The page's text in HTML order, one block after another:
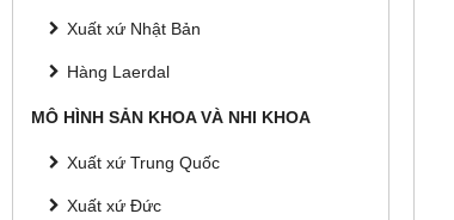
Xuất xứ Nhật Bản
Hàng Laerdal
MÔ HÌNH SẢN KHOA VÀ NHI KHOA
Xuất xứ Trung Quốc
Xuất xứ Đức